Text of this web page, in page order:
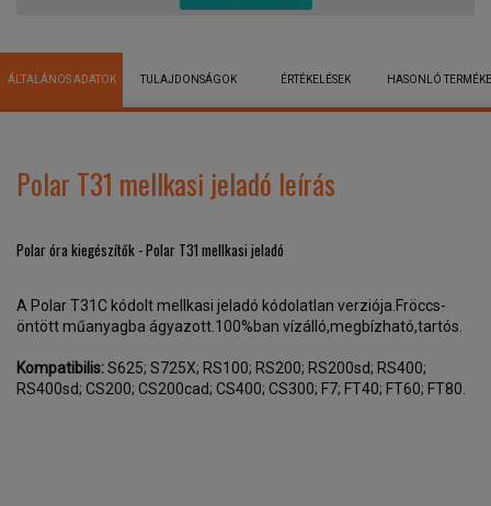
ÁLTALÁNOS ADATOK TULAJDONSÁGOK ÉRTÉKELÉSEK HASONLÓ
Polar T31 mellkasi jeladó leírás
Polar óra kiegészítők - Polar T31 mellkasi jeladó
A Polar T31C kódolt mellkasi jeladó kódolatlan verziója.Fröccs-
öntött műanyagba ágyazott.100%ban vízálló,megbízható,tartós.
Kompatibilis:S625; S725X; RS100; RS200; RS200sd; RS400;
RS400sd; CS200; CS200cad; CS400; CS300; F7; FT40; FT60; FT80.